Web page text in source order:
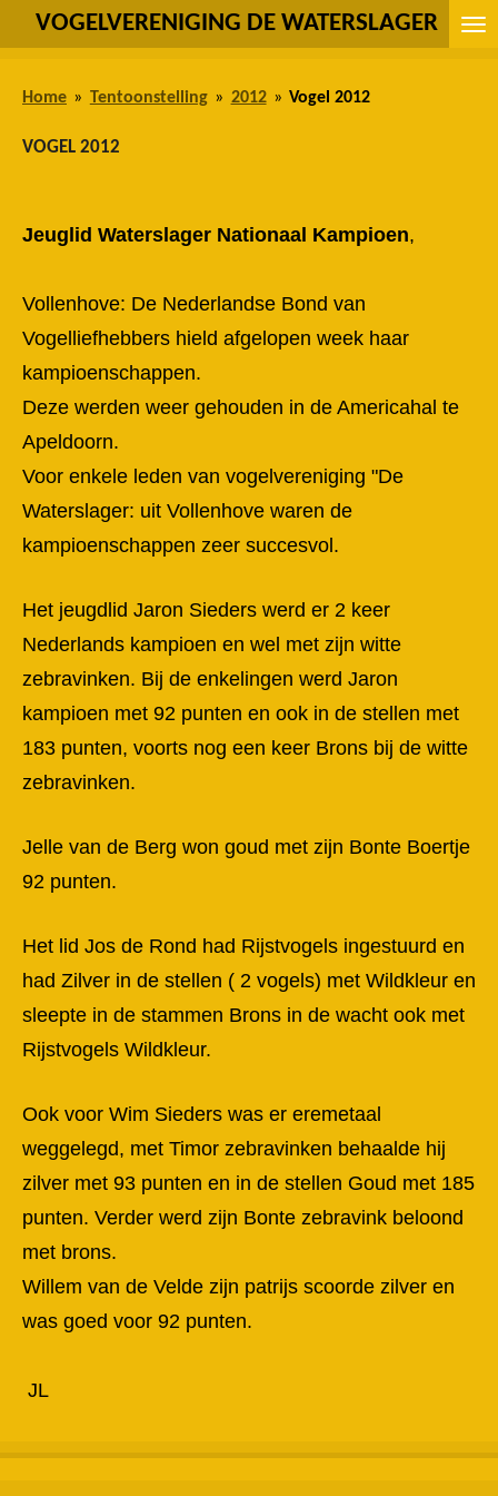
hoofdinhoud
VOGELVERENIGING DE WATERSLAGER
Home » Tentoonstelling » 2012 » Vogel 2012
VOGEL 2012
Jeuglid Waterslager Nationaal Kampioen,
Vollenhove: De Nederlandse Bond van
Vogelliefhebbers hield afgelopen week haar
kampioenschappen.
Deze werden weer gehouden in de Americahal te
Apeldoorn.
Voor enkele leden van vogelvereniging "De
Waterslager: uit Vollenhove waren de
kampioenschappen zeer succesvol.
Het jeugdlid Jaron Sieders werd er 2 keer
Nederlands kampioen en wel met zijn witte
zebravinken. Bij de enkelingen werd Jaron
kampioen met 92 punten en ook in de stellen met
183 punten, voorts nog een keer Brons bij de witte
zebravinken.
Jelle van de Berg won goud met zijn Bonte Boertje
92 punten.
Het lid Jos de Rond had Rijstvogels ingestuurd en
had Zilver in de stellen ( 2 vogels) met Wildkleur en
sleepte in de stammen Brons in de wacht ook met
Rijstvogels Wildkleur.
Ook voor Wim Sieders was er eremetaal
weggelegd, met Timor zebravinken behaalde hij
zilver met 93 punten en in de stellen Goud met 185
punten. Verder werd zijn Bonte zebravink beloond
met brons.
Willem van de Velde zijn patrijs scoorde zilver en
was goed voor 92 punten.
JL